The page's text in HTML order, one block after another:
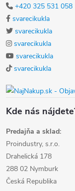
+420 325 531 058
svarecikukla
svarecikukla
svarecikukla
svarecikukla
svarecikukla
Kde nás
Predajňa a sklad:
Proindustry, s.r.o.
Drahelická 178
288 02 Nymburk
Česká Republika